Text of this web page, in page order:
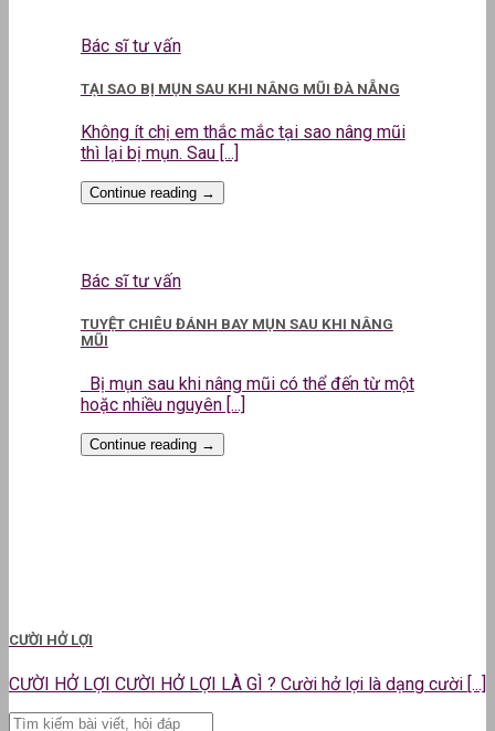
Bác sĩ tư vấn
TẠI SAO BỊ MỤN SAU KHI NÂNG MŨI ĐÀ NẴNG
Không ít chị em thắc mắc tại sao nâng mũi
thì lại bị mụn. Sau [...]
Continue reading →
Bác sĩ tư vấn
TUYỆT CHIÊU ĐÁNH BAY MỤN SAU KHI NÂNG
MŨI
Bị mụn sau khi nâng mũi có thể đến từ một
hoặc nhiều nguyên [...]
Continue reading →
CƯỜI HỞ LỢI
CƯỜI HỞ LỢI CƯỜI HỞ LỢI LÀ GÌ ? Cười hở lợi là dạng cười [...]